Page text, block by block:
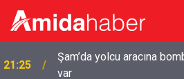
20:44 Diyarbakır’da sulama